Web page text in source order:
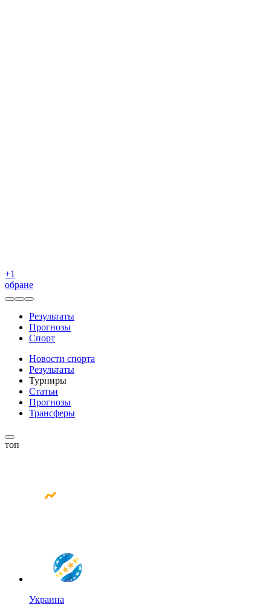
+1
обране
Результаты
Прогнозы
Спорт
Новости спорта
Результаты
Турниры
Статьи
Прогнозы
Трансферы
топ
Украина